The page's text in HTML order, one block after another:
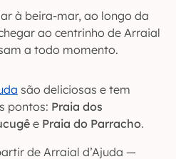
à beira-mar, ao longo da
ao centrinho de Arraial
a todo momento.
são deliciosas e tem
pontos: Praia dos
e Praia do Parracho.
de Arraial d’Ajuda —